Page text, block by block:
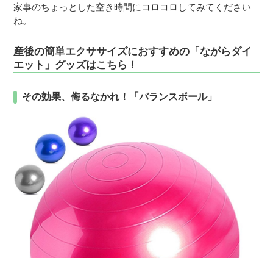
家事のちょっとした空き時間にコロコロしてみてください
ね。
産後の簡単エクササイズにおすすめの「ながらダイ
エット」グッズはこちら！
その効果、侮るなかれ！「バランスボール」